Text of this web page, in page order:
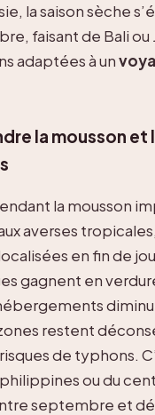
la saison sèche
faisant de Bali ou
adaptées à un
la mousson et
la mousson
averses
en fin de
gagnent en
restent
de typhons.
ou du
septembre et